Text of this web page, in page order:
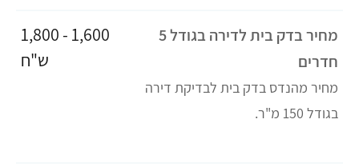
מחיר בדק בית לדירה בגודל 5
חדרים
מחיר מהנדס בדק בית לבדיקת דירה
בגודל 150 מ"ר.
1,600 - 1,800
ש"ח